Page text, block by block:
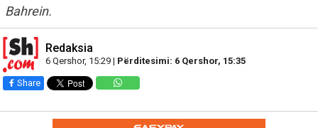
Bahrein.
Redaksia
6 Qershor, 15:29 | Përditesimi: 6 Qershor, 15:35
Share